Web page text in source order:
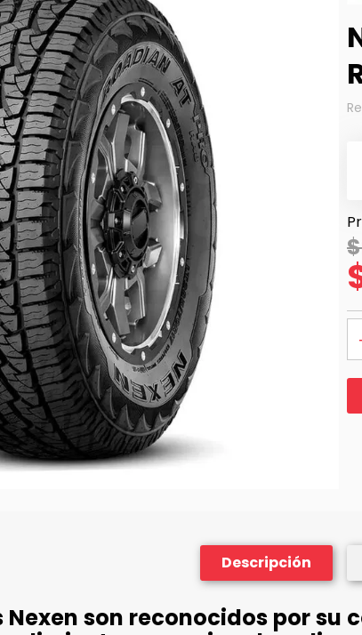
$
Descripción
Nexen son reconocidos por